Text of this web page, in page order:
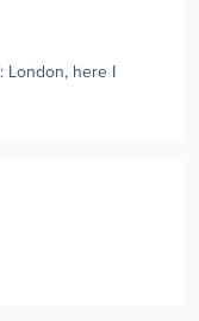
London, here I